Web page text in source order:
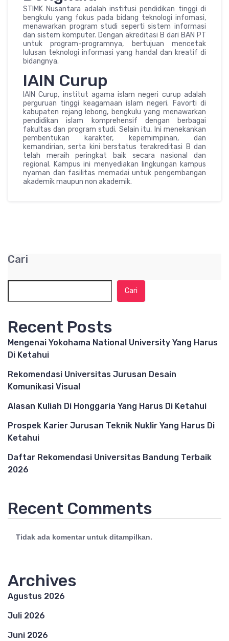
STIMK Nusantara adalah institusi pendidikan tinggi di
bengkulu yang fokus pada bidang teknologi infomasi,
menawarkan program studi seperti sistem informasi
dan sistem komputer. Dengan akreditasi B dari BAN PT
untuk program-programnya, bertujuan mencetak
lulusan teknologi informasi yang handal dan kreatif di
bidangnya.
IAIN Curup
IAIN Curup, institut agama islam negeri curup adalah
perguruan tinggi keagamaan islam negeri. Favorti di
kabupaten rejang lebong, bengkulu yang menawarkan
pendidikan islam komprehensif dengan berbagai
fakultas dan program studi. Selain itu, Ini menekankan
pembentukan karakter, kepemimpinan, dan
kemandirian, serta kini berstatus terakreditasi B dan
telah meraih peringkat baik secara nasional dan
regional. Kampus ini menyediakan lingkungan kampus
nyaman dan fasilitas memadai untuk pengembangan
akademik maupun non akademik.
Cari
Cari
Recent Posts
Mengenai Yokohama National University Yang Harus
Di Ketahui
Rekomendasi Universitas Jurusan Desain
Komunikasi Visual
Alasan Kuliah Di Honggaria Yang Harus Di Ketahui
Prospek Karier Jurusan Teknik Nuklir Yang Harus Di
Ketahui
Daftar Rekomendasi Universitas Bandung Terbaik
2026
Recent Comments
Tidak ada komentar untuk ditampilkan.
Archives
Agustus 2026
Juli 2026
Juni 2026